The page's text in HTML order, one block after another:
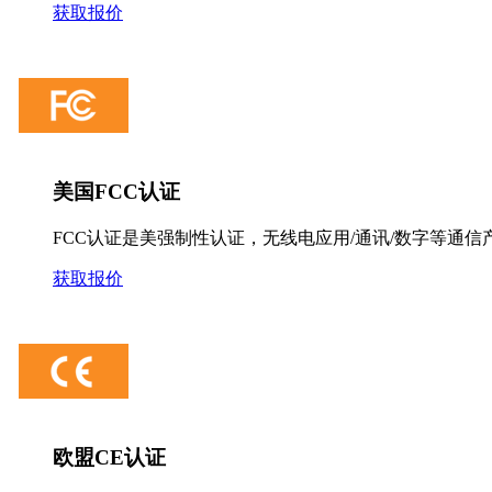
获取报价
美国FCC认证
FCC认证是美强制性认证，无线电应用/通讯/数字等通信
获取报价
欧盟CE认证